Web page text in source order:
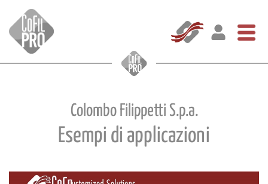
Colombo Filippetti S.p.a.
Esempi di applicazioni